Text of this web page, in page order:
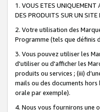
1. VOUS ETES UNIQUEMENT
DES PRODUITS SUR UN SITE
2. Votre utilisation des
Programme (tels que définis
3. Vous pouvez utiliser les
d'utiliser ou d'afficher les
produits ou services ; (iii)
mails ou des documents
orale par exemple).
4. Nous vous fournirons une